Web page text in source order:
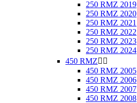
250 RMZ 2019
250 RMZ 2020
250 RMZ 2021
250 RMZ 2022
250 RMZ 2023
250 RMZ 2024
450 RMZ 
450 RMZ 2005
450 RMZ 2006
450 RMZ 2007
450 RMZ 2008